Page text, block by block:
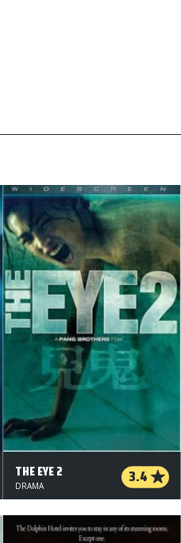
THE EYE 2 3.4
DRAMA